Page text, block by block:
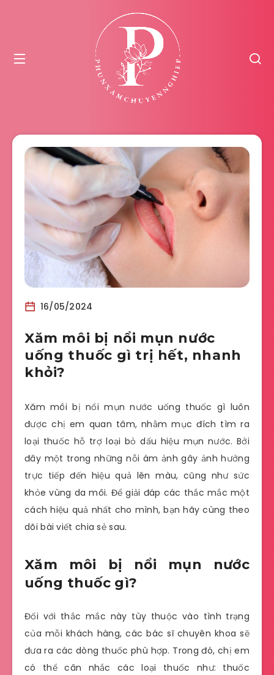
16/05/2024
Xăm môi bị nổi mụn nước
uống thuốc gì trị hết, nhanh
khỏi?
Xăm môi bị nổi mụn nước uống thuốc gì luôn
được chị em quan tâm, nhằm mục đích tìm ra
loại thuốc hỗ trợ loại bỏ dấu hiệu mụn nước. Bởi
đây một trong những nỗi ám ảnh gây ảnh hưởng
trực tiếp đến hiệu quả lên màu, cũng như sức
khỏe vùng da môi. Để giải đáp các thắc mắc một
cách hiệu quả nhất cho mình, bạn hãy cùng theo
dõi bài viết chia sẻ sau.
Xăm môi bị nổi mụn nước
uống thuốc gì?
Đối với thắc mắc này tùy thuộc vào tình trạng
của mỗi khách hàng, các bác sĩ chuyên khoa sẽ
đưa ra các dòng thuốc phù hợp. Trong đó, chị em
có thể cân nhắc các loại thuốc như: thuốc